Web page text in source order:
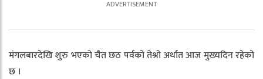
मंगलबारदेखि शुरु भएको चैत छठ पर्वको तेश्रो अर्थात आज मुख्यदिन रहेको
छ ।